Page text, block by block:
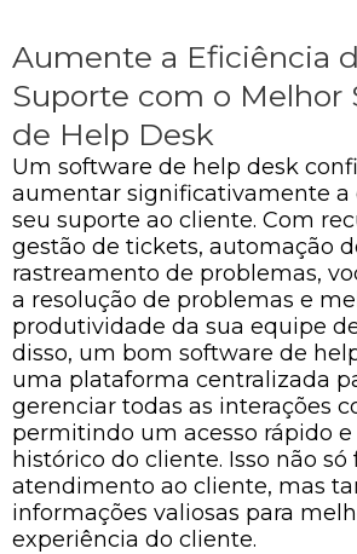
Aumente a Eficiência
Suporte com o Melhor
de Help Desk
Um software de help desk
aumentar significativamente a
seu suporte ao cliente. Com
gestão de tickets, automação
rastreamento de problemas,
a resolução de problemas e
produtividade da sua equipe
disso, um bom software de
uma plataforma centralizada
gerenciar todas as interações
permitindo um acesso rápido e
histórico do cliente. Isso não só
atendimento ao cliente, mas
informações valiosas para
experiência do cliente.